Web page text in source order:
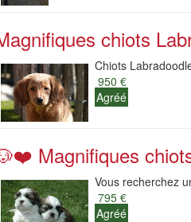
chiots
Chiots
950 €
Agréé
Magnifiques
Vous recherchez
795 €
Agréé